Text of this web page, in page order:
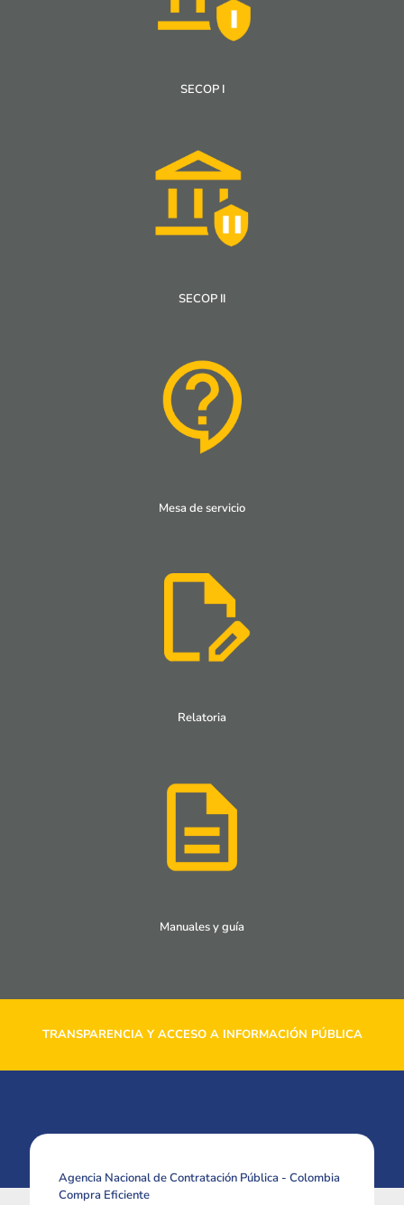
SECOP I
SECOP II
Mesa de servicio
Relatoria
Manuales y guía
TRANSPARENCIA Y ACCESO A INFORMACIÓN PÚBLICA
Agencia Nacional de Contratación Pública - Colombia
Compra Eficiente